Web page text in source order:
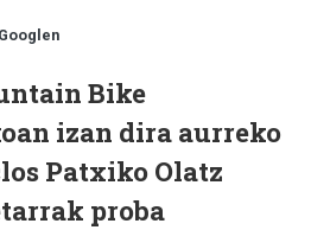
Bike
izan dira aurreko
Patxiko Olatz
proba